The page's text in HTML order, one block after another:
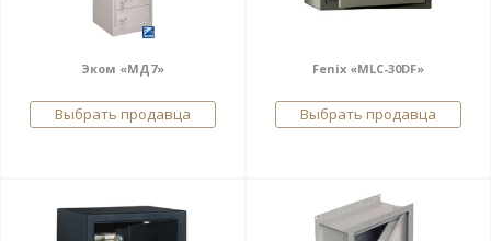
Эком «МД7»
Выбрать продавца
Fenix «MLC-30DF»
Выбрать продавца